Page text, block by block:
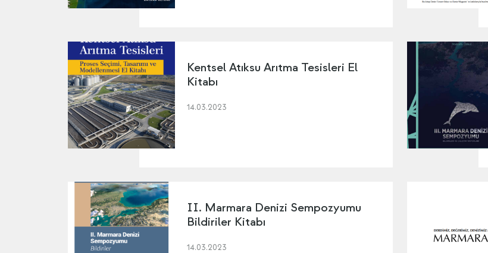
Kentsel Atıksu Arıtma Tesisleri El
Kitabı
14.03.2023
II. Marmara Denizi Sempozyumu
Bildiriler Kitabı
14.03.2023